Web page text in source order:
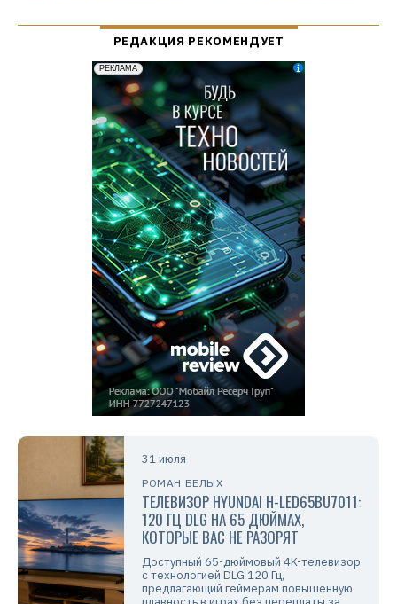
31 июля
РОМАН БЕЛЫХ
ТЕЛЕВИЗОР HYUNDAI H-LED65BU7011:
120 ГЦ DLG НА 65 ДЮЙМАХ,
КОТОРЫЕ ВАС НЕ РАЗОРЯТ
Доступный 65-дюймовый 4K-телевизор
с технологией DLG 120 Гц,
предлагающий геймерам повышенную